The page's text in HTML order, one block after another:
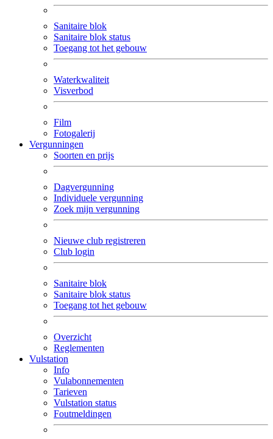
Sanitaire blok
Sanitaire blok status
Toegang tot het gebouw
Waterkwaliteit
Visverbod
Film
Fotogalerij
Vergunningen
Soorten en prijs
Dagvergunning
Individuele vergunning
Zoek mijn vergunning
Nieuwe club registreren
Club login
Sanitaire blok
Sanitaire blok status
Toegang tot het gebouw
Overzicht
Reglementen
Vulstation
Info
Vulabonnementen
Tarieven
Vulstation status
Foutmeldingen